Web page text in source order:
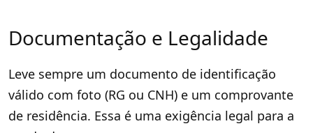
Documentação e Legalidade
Leve sempre um documento de identificação
válido com foto (RG ou CNH) e um comprovante
de residência. Essa é uma exigência legal para a